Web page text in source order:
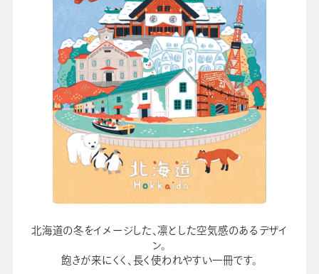
北海道の冬をイメージした、凛とした空気感のあるデザイ
ン。
飽きが来にくく、長く使われやすい一冊です。